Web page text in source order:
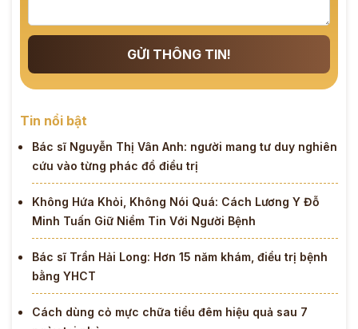
GỬI THÔNG TIN!
Tin nổi bật
Bác sĩ Nguyễn Thị Vân Anh: người mang tư duy nghiên
cứu vào từng phác đồ điều trị
Không Hứa Khỏi, Không Nói Quá: Cách Lương Y Đỗ
Minh Tuấn Giữ Niềm Tin Với Người Bệnh
Bác sĩ Trần Hải Long: Hơn 15 năm khám, điều trị bệnh
bằng YHCT
Cách dùng cỏ mực chữa tiểu đêm hiệu quả sau 7